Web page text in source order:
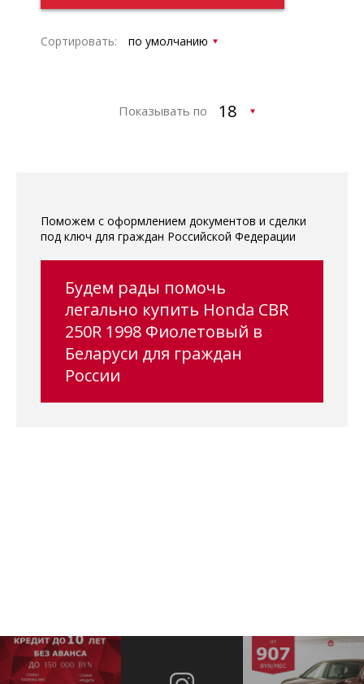
Сортировать:
Показывать по
Поможем с оформлением документов и сделки
под ключ для граждан Российской Федерации
Будем рады помочь
легально купить Honda CBR
250R 1998 Фиолетовый в
Беларуси для граждан
России